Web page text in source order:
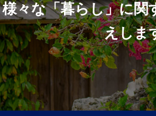
様々な「暮らし」に関
えしま